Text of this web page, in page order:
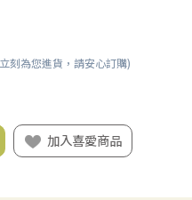
刻為您進貨，請安心訂購)
加入喜愛商品